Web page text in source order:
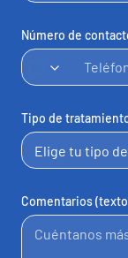
Número de
España
Tipo de
Comentarios